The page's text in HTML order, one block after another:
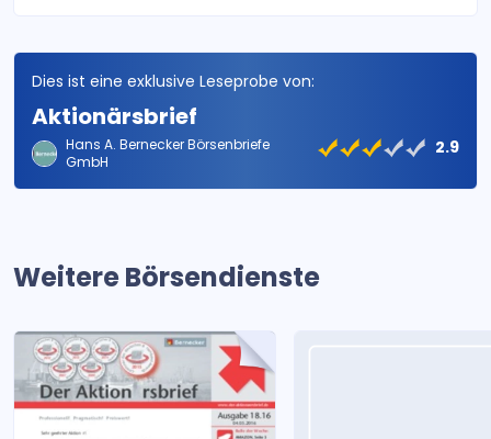
Dies ist eine exklusive Leseprobe von:
Aktionärsbrief
Hans A. Bernecker Börsenbriefe
GmbH
2.9
Weitere Börsendienste